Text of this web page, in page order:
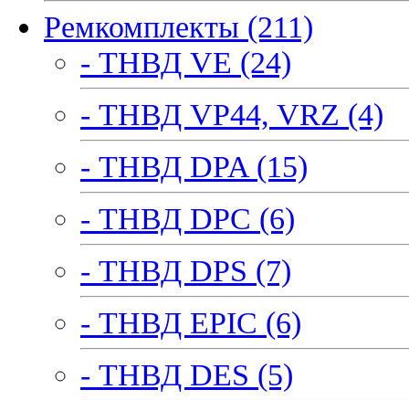
Ремкомплекты (211)
- ТНВД VE (24)
- ТНВД VP44, VRZ (4)
- ТНВД DPA (15)
- ТНВД DPC (6)
- ТНВД DPS (7)
- ТНВД EPIC (6)
- ТНВД DES (5)